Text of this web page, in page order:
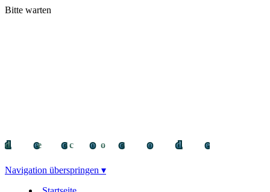
Bitte warten
decocode
decocode
deco
Navigation überspringen ▾